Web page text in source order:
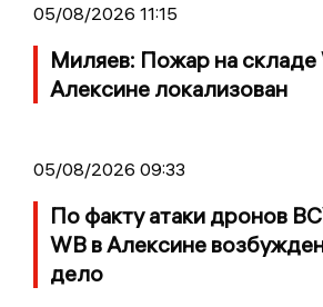
05/08/2026 11:15
Миляев: Пожар на складе
Алексине локализован
05/08/2026 09:33
По факту атаки дронов
WB в Алексине
дело